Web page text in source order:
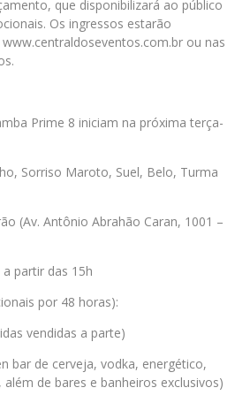
que disponibilizará ao público
Os ingressos estarão
ou nas
Prime 8 iniciam na próxima terça-
Sorriso Maroto, Suel, Belo, Turma
(Av. Antônio Abrahão Caran, 1001 –
partir das 15h
por 48 horas):
vendidas a parte)
bar de cerveja, vodka, energético,
de bares e banheiros exclusivos)